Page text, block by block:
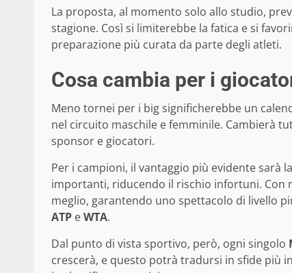
La proposta, al momento solo allo studio,
stagione. Così si limiterebbe la fatica e si
preparazione più curata da parte degli atleti.
Cosa cambia per i
Meno tornei per i big significherebbe un
nel circuito maschile e femminile. Cambierà
sponsor e giocatori.
Per i campioni, il vantaggio più evidente sarà
importanti, riducendo il rischio infortuni. Con
meglio, garantendo uno spettacolo di livello
ATP eWTA.
Dal punto di vista sportivo, però, ogni singolo
crescerà, e questo potrà tradursi in sfide più